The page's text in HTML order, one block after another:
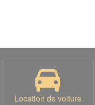
Location de voiture